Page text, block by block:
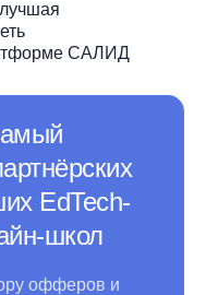
EdTech-
школ
офферов и